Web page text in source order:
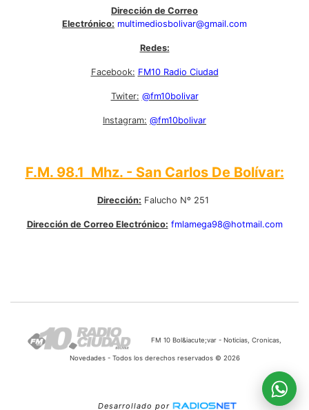
Dirección de Correo
Electrónico: multimediosbolivar@gmail.com
Redes:
Facebook: FM10 Radio Ciudad
Twiter: @fm10bolivar
Instagram: @fm10bolivar
F.M. 98.1 Mhz. - San Carlos De Bolívar:
Dirección: Falucho Nº 251
Dirección de Correo Electrónico: fmlamega98@hotmail.com
FM 10 Bol&iacute;var - Noticias, Cronicas,
Novedades - Todos los derechos reservados © 2026
Desarrollado por